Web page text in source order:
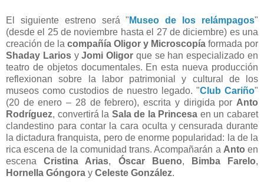
El siguiente estreno será " Museo de los relámpagos"
(desde el 25 de noviembre hasta el 27 de diciembre) es una
creación de la compañía Oligor y Microscopía formada por
Shaday LariosyJomi Oligor que se han especializado en
teatro de objetos documentales. En esta nueva producción
reflexionan sobre la labor patrimonial y cultural de los
museos como custodios de nuestro legado. "Club Cariño"
(20 de enero – 28 de febrero), escrita y dirigida por Anto
Rodríguez, convertirá la Sala de la Princesa en un cabaret
clandestino para contar la cara oculta y censurada durante
la dictadura franquista, pero de enorme popularidad: la de la
rica escena de la comunidad trans. Acompañarán a Anto en
escenaCristina Arias, Óscar Bueno, Bimba Farelo,
Hornella Góngora y Celeste González.